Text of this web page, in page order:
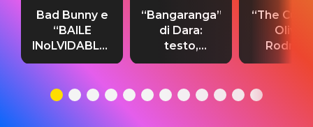
Bad Bunny e
“BAILE
INoLVIDABLE”:
testo,
significato
“Bangaranga”
di Dara:
testo,
traduzione e
del singolo
“The
Olivia
testo,